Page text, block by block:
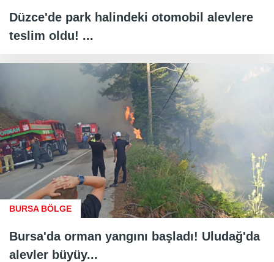
Düzce'de park halindeki otomobil alevlere
teslim oldu! ...
BURSA BÖLGE
Bursa'da orman yangını başladı! Uludağ'da
alevler büyüy...